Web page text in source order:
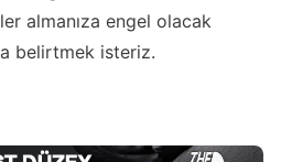
almanıza engel olacak
belirtmek isteriz.